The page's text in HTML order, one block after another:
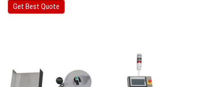
Get Best Quote